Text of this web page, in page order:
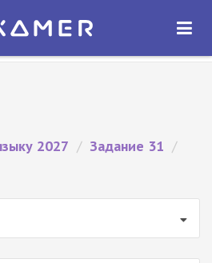
2027
ОТКРЫТЬ
2027 / Задание 31 /